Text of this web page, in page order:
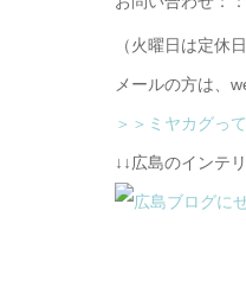
（火曜日は定休
メールの方は、
＞＞ミヤカグっ
↓↓広島のインテ